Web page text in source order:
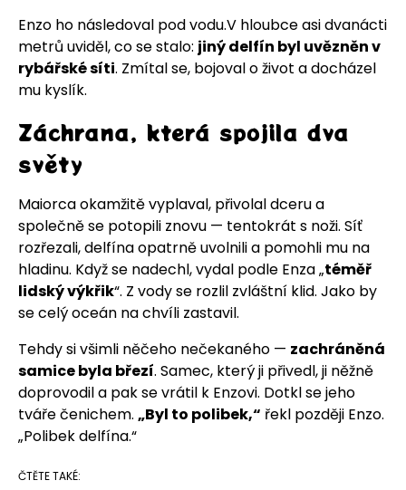
Enzo ho následoval pod vodu.V hloubce asi dvanácti
metrů uviděl, co se stalo: jiný delfín byl uvězněn v
rybářské síti. Zmítal se, bojoval o život a docházel
mu kyslík.
Záchrana, která spojila dva
světy
Maiorca okamžitě vyplaval, přivolal dceru a
společně se potopili znovu — tentokrát s noži. Síť
rozřezali, delfína opatrně uvolnili a pomohli mu na
hladinu. Když se nadechl, vydal podle Enza „téměř
lidský výkřik“. Z vody se rozlil zvláštní klid. Jako by
se celý oceán na chvíli zastavil.
Tehdy si všimli něčeho nečekaného — zachráněná
samice byla březí. Samec, který ji přivedl, ji něžně
doprovodil a pak se vrátil k Enzovi. Dotkl se jeho
tváře čenichem. „Byl to polibek,“ řekl později Enzo.
„Polibek delfína.“
ČTĚTE TAKÉ: